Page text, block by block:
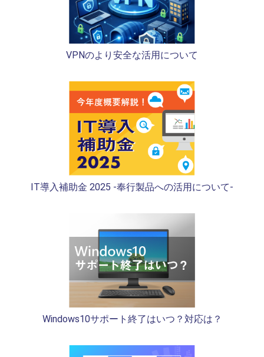
VPNのより安全な活用について
IT導入補助金 2025 -奉行製品への活用について-
Windows10サポート終了はいつ？対応は？